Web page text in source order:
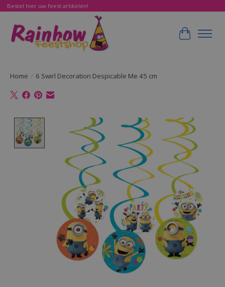
Bestel hier uw feest artikelen!
Home / 6 Swirl Decoration Despicable Me 45 cm
Product image slideshow Items